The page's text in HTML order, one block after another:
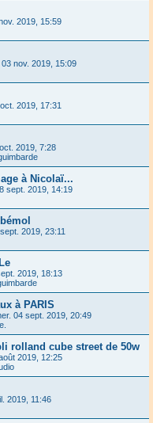
2019, 15:59
03 nov. 2019, 15:09
2019, 17:31
2019, 7:28
à Nicolaï...
sept. 2019, 14:19
2019, 23:11
2019, 18:13
à PARIS
04 sept. 2019, 20:49
rolland cube street de 50w
2019, 12:25
2019, 11:46